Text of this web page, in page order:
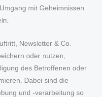
mit Geheimnissen
Newsletter & Co.
oder nutzen,
des Betroffenen oder
Dabei sind die
und -verarbeitung so